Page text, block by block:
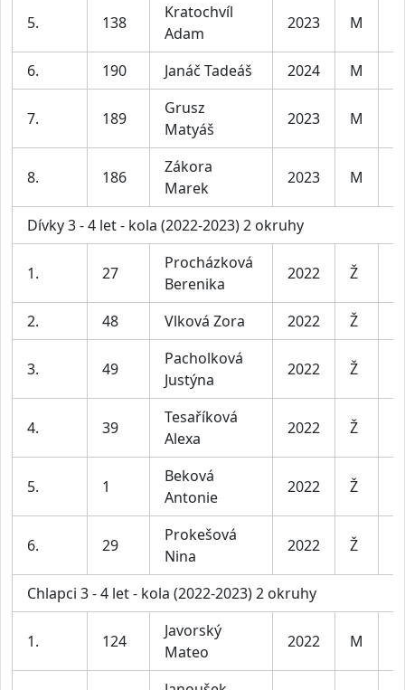
5. 138
Kratochvíl
Adam
2023 M
6. 190 Janáč Tadeáš 2024 M
7. 189
Grusz
Matyáš
2023 M
8. 186
Zákora
Marek
2023 M
Dívky 3 - 4 let - kola (2022-2023) 2 okruhy
1. 27
Procházková
Berenika
2022 Ž
2. 48 Vlková Zora 2022 Ž
3. 49
Pacholková
Justýna
2022 Ž
4. 39
Tesaříková
Alexa
2022 Ž
5. 1
Beková
Antonie
2022 Ž
6. 29
Prokešová
Nina
2022 Ž
Chlapci 3 - 4 let - kola (2022-2023) 2 okruhy
1. 124
Javorský
Mateo
2022 M